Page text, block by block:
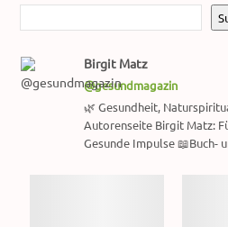
Birgit Matz
@gesundmagazin
🌿 Gesundheit,
Autorenseite Birgit Matz:
Gesunde Impulse 📖Buch-